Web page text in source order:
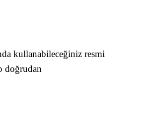
kullanabileceğiniz resmi
doğrudan